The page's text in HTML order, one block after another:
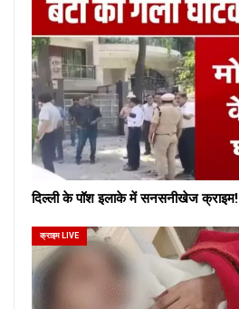
दिल्ली के पॉश इलाके में सनसनीखेज क्राइम!
क्राइम LIVE